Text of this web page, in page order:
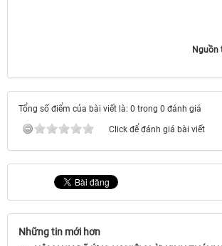
Nguồn
Tổng số điểm của bài viết là: 0 trong 0 đánh giá
Click để đánh giá bài viết
Những tin mới hơn